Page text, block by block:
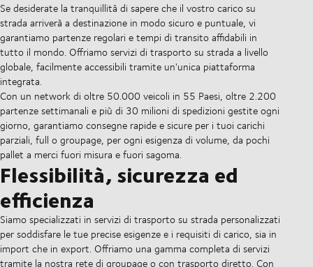
Se desiderate la tranquillità di sapere che il vostro carico su
strada arriverà a destinazione in modo sicuro e puntuale, vi
garantiamo partenze regolari e tempi di transito affidabili in
tutto il mondo. Offriamo servizi di trasporto su strada a livello
globale, facilmente accessibili tramite un'unica piattaforma
integrata.
Con un network di oltre 50.000 veicoli in 55 Paesi, oltre 2.200
partenze settimanali e più di 30 milioni di spedizioni gestite ogni
giorno, garantiamo consegne rapide e sicure per i tuoi carichi
parziali, full o groupage, per ogni esigenza di volume, da pochi
pallet a merci fuori misura e fuori sagoma.
Flessibilità, sicurezza ed
efficienza
Siamo specializzati in servizi di trasporto su strada personalizzati
per soddisfare le tue precise esigenze e i requisiti di carico, sia in
import che in export. Offriamo una gamma completa di servizi
tramite la nostra rete di groupage o con trasporto diretto. Con